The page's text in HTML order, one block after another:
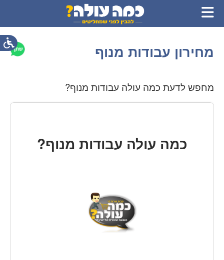
מחירון עבודות מנוף
מחפש לדעת כמה עולה עבודות מנוף?
כמה עולה עבודות מנוף?